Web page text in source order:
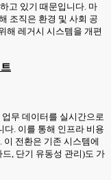
고 있기 때문입니다. 마
조직은 환경 및 사회 공
해 레거시 시스템을 개편
무 데이터를 실시간으로
. 이를 통해 인프라 비용
전환은 기존 시스템에
, 단기 유동성 관리)도 가